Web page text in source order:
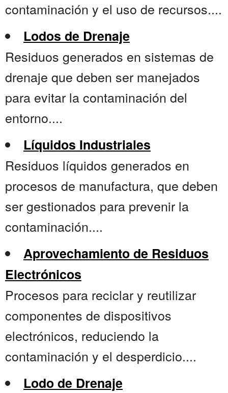
contaminación y el uso de recursos....
Lodos de Drenaje
Residuos generados en sistemas de
drenaje que deben ser manejados
para evitar la contaminación del
entorno....
Líquidos Industriales
Residuos líquidos generados en
procesos de manufactura, que deben
ser gestionados para prevenir la
contaminación....
Aprovechamiento de Residuos
Electrónicos
Procesos para reciclar y reutilizar
componentes de dispositivos
electrónicos, reduciendo la
contaminación y el desperdicio....
Lodo de Drenaje